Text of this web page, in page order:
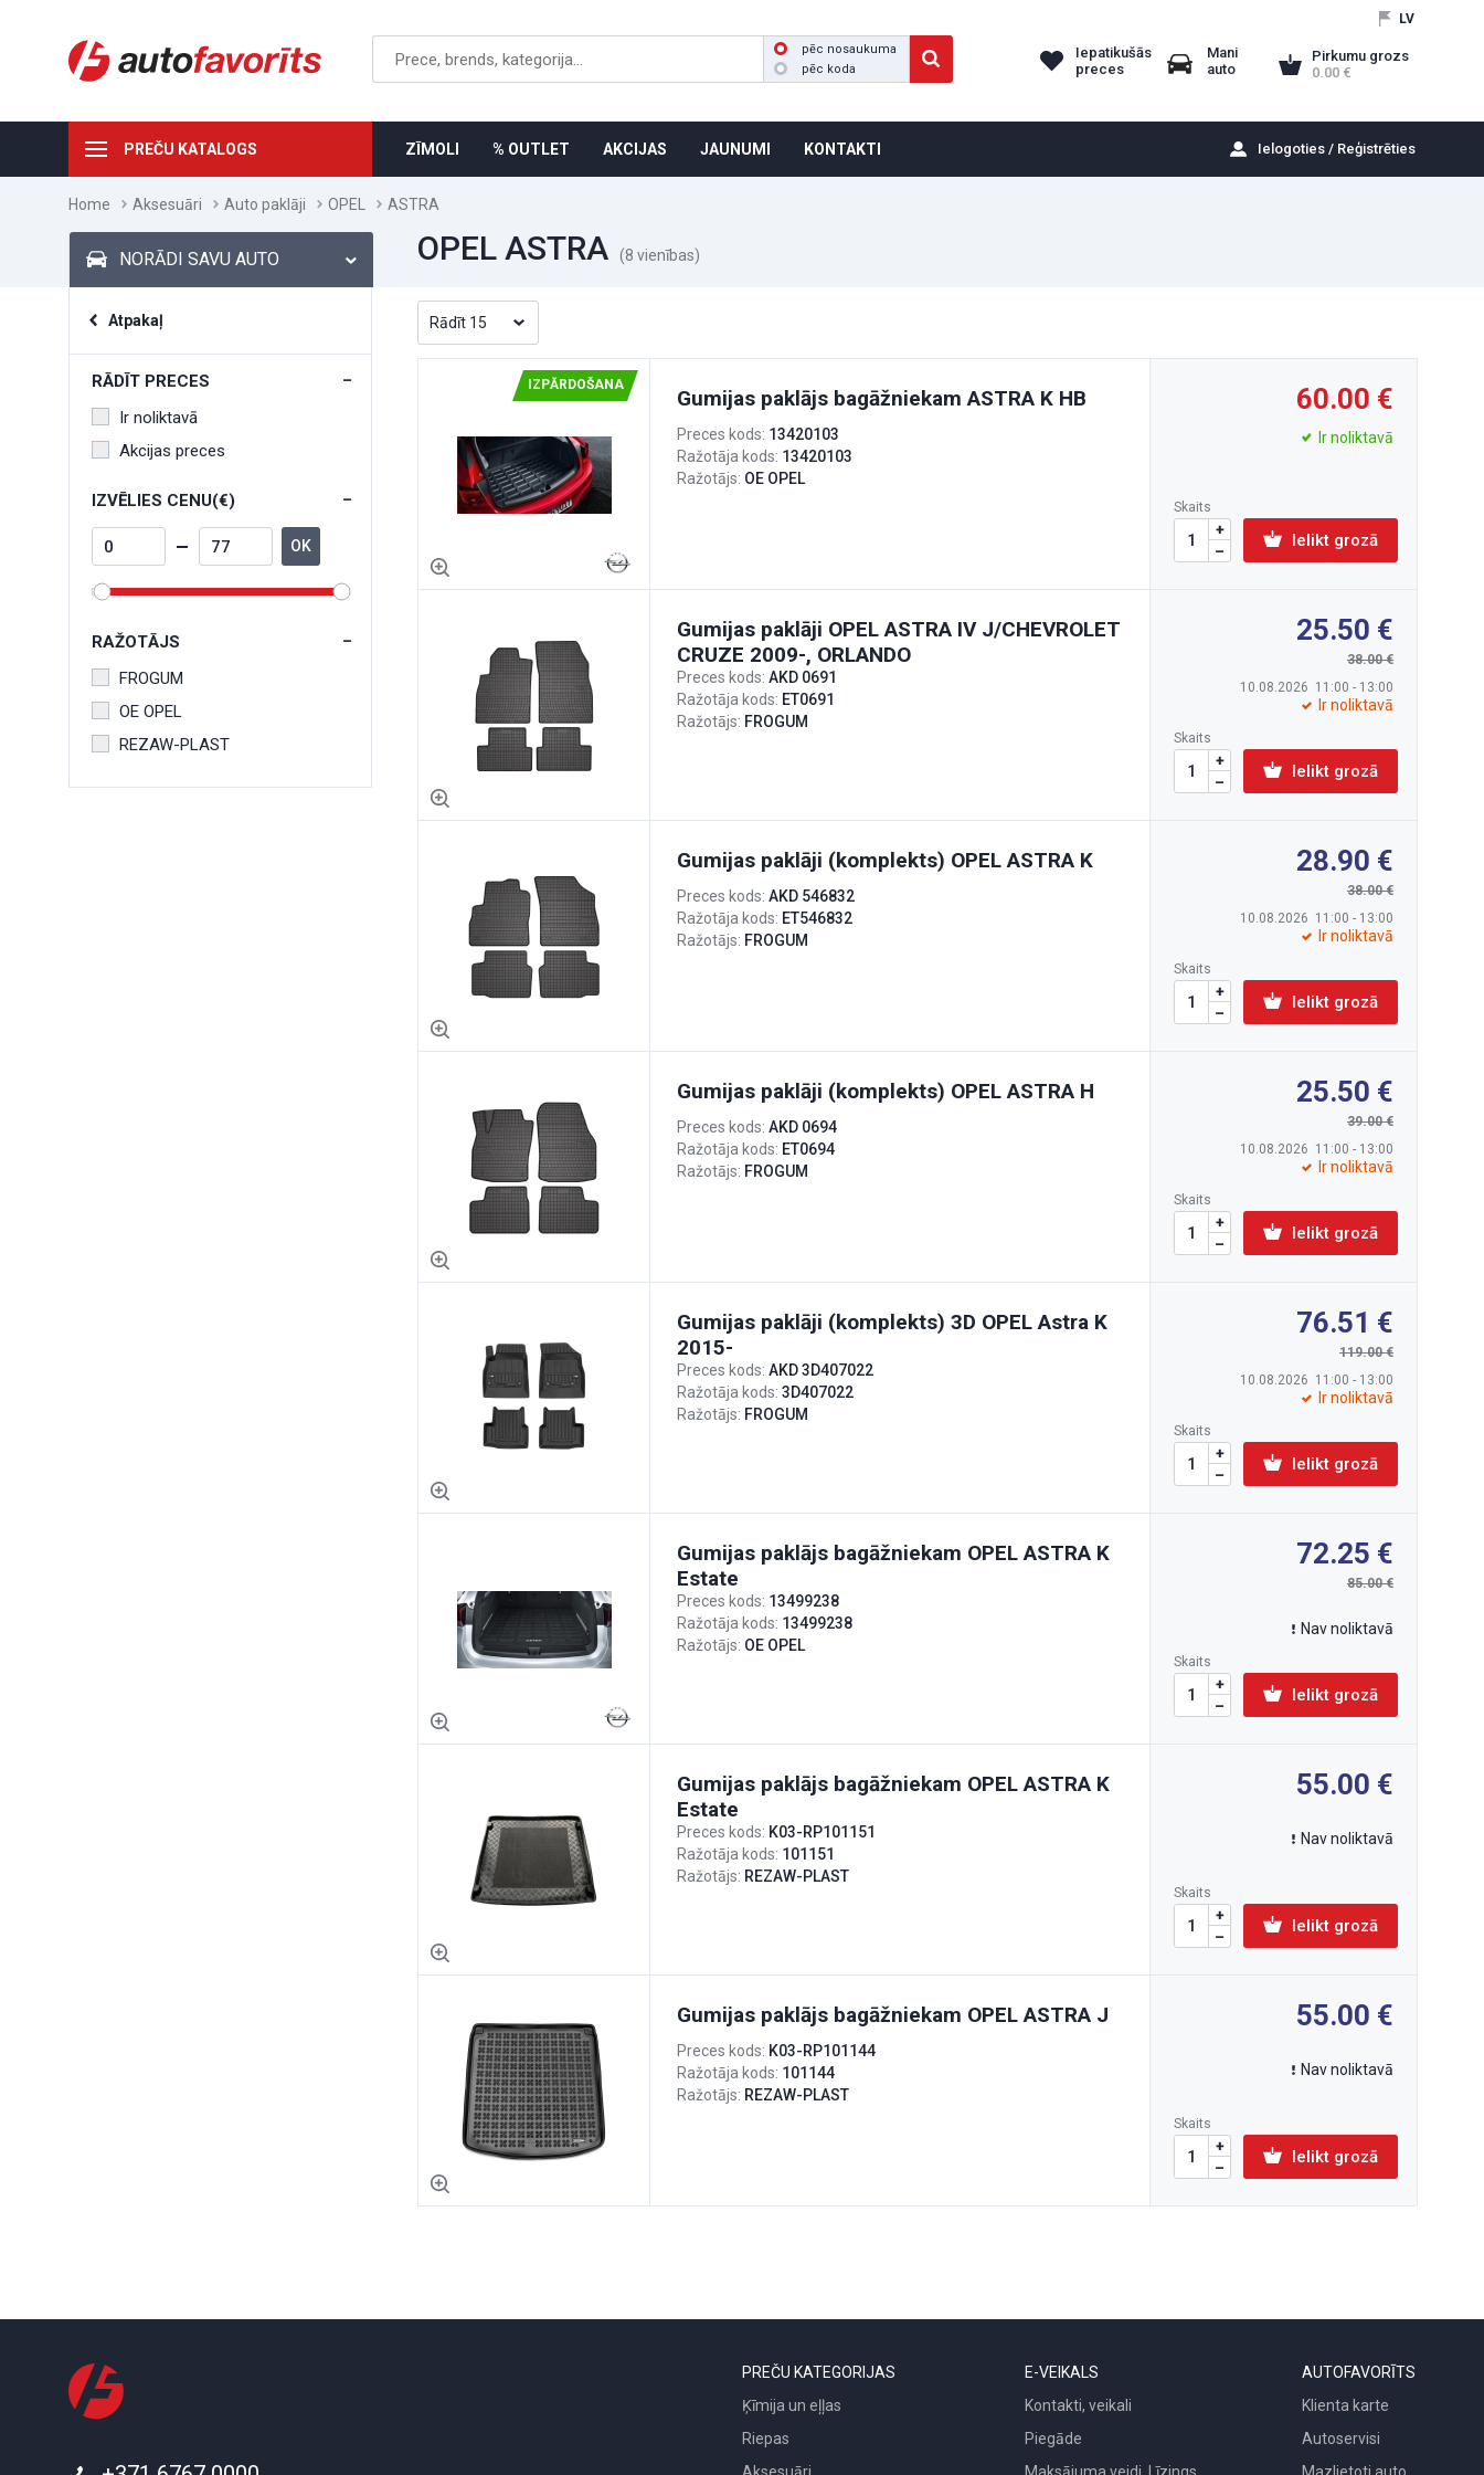
LV
Iepatikušās
preces
Mani
auto
Pirkumu grozs
0.00
pēc nosaukuma
pēc koda
Ielogoties / Reģistrēties
PREČU KATALOGS ZĪMOLI % OUTLET AKCIJAS JAUNUMI KONTAKTI
Home Aksesuāri Auto paklāji OPEL ASTRA
OPEL ASTRA (8 vienības)
NORĀDI SAVU AUTO
Atpakaļ
RĀDĪT PRECES
Ir noliktavā
Akcijas preces
IZVĒLIES CENU(€)
OK
RAŽOTĀJS
FROGUM
OE OPEL
REZAW-PLAST
IZPĀRDOŠANA
Gumijas paklājs bagāžniekam ASTRA K HB
Preces kods: 13420103
Ražotāja kods: 13420103
Ražotājs: OE OPEL
60.00
Ir noliktavā
Skaits
Ielikt grozā
Gumijas paklāji OPEL ASTRA IV J/CHEVROLET
CRUZE 2009-, ORLANDO
Preces kods: AKD 0691
Ražotāja kods: ET0691
Ražotājs: FROGUM
25.50
38.00
10.08.2026 11:00 - 13:00
Ir noliktavā
Skaits
Ielikt grozā
Gumijas paklāji (komplekts) OPEL ASTRA K
Preces kods: AKD 546832
Ražotāja kods: ET546832
Ražotājs: FROGUM
28.90
38.00
10.08.2026 11:00 - 13:00
Ir noliktavā
Skaits
Ielikt grozā
Gumijas paklāji (komplekts) OPEL ASTRA H
Preces kods: AKD 0694
Ražotāja kods: ET0694
Ražotājs: FROGUM
25.50
39.00
10.08.2026 11:00 - 13:00
Ir noliktavā
Skaits
Ielikt grozā
Gumijas paklāji (komplekts) 3D OPEL Astra K
2015-
Preces kods: AKD 3D407022
Ražotāja kods: 3D407022
Ražotājs: FROGUM
76.51
119.00
10.08.2026 11:00 - 13:00
Ir noliktavā
Skaits
Ielikt grozā
Gumijas paklājs bagāžniekam OPEL ASTRA K
Estate
Preces kods: 13499238
Ražotāja kods: 13499238
Ražotājs: OE OPEL
72.25
85.00
Nav noliktavā
Skaits
Ielikt grozā
Gumijas paklājs bagāžniekam OPEL ASTRA K
Estate
Preces kods: K03-RP101151
Ražotāja kods: 101151
Ražotājs: REZAW-PLAST
55.00
Nav noliktavā
Skaits
Ielikt grozā
Gumijas paklājs bagāžniekam OPEL ASTRA J
Preces kods: K03-RP101144
Ražotāja kods: 101144
Ražotājs: REZAW-PLAST
55.00
Nav noliktavā
Skaits
Ielikt grozā
PREČU KATEGORIJAS
Ķīmija un eļļas
Riepas
E-VEIKALS
Kontakti, veikali
Piegāde
AUTOFAVORĪTS
Klienta karte
Autoservisi